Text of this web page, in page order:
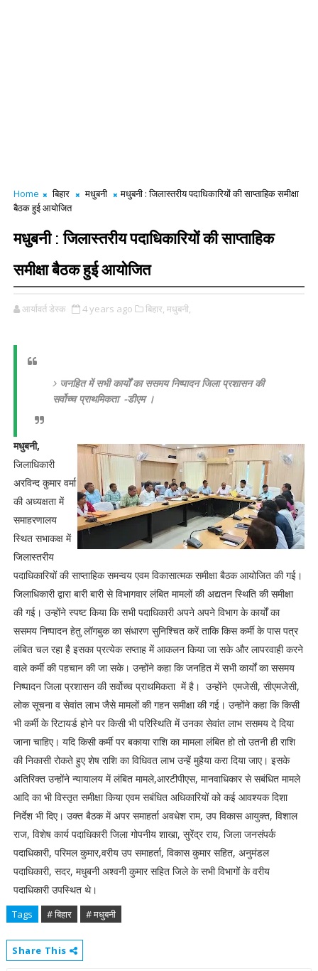
Home बिहार मधुबनी
मधुबनी : जिलास्तरीय पदाधिकारियों की साप्ताहिक समीक्षा
बैठक हुई आयोजित
मधुबनी : जिलास्तरीय पदाधिकारियों की साप्ताहिक
समीक्षा बैठक हुई आयोजित
आर्यावर्त डेस्क 4 years ago बिहार, मधुबनी,
जनहित में सभी कार्यों का ससमय निष्पादन जिला प्रशासन की
सर्वोच्च प्राथमिकता -डीएम ।
मधुबनी,
जिलाधिकारी
अरविन्द कुमार वर्मा
की अध्यक्षता में
समाहरणालय
स्थित सभाकक्ष में
जिलास्तरीय
पदाधिकारियों की साप्ताहिक समन्वय एवम विकासात्मक समीक्षा बैठक आयोजित की गई।
जिलाधिकारी द्वारा बारी बारी से विभागवार लंबित मामलों की अद्यतन स्थिति की समीक्षा
की गई। उन्होंने स्पष्ट किया कि सभी पदाधिकारी अपने अपने विभाग के कार्यों का
ससमय निष्पादन हेतु लॉगबुक का संधारण सुनिश्चित करें ताकि किस कर्मी के पास पत्र
लंबित चल रहा है इसका प्रत्येक सप्ताह में आकलन किया जा सके और लापरवाही करने
वाले कर्मी की पहचान की जा सके। उन्होंने कहा कि जनहित में सभी कार्यों का ससमय
निष्पादन जिला प्रशासन की सर्वोच्च प्राथमिकता में है। उन्होंने एमजेसी, सीएमजेसी,
लोक सूचना व सेवांत लाभ जैसे मामलों की गहन समीक्षा की गई। उन्होंने कहा कि किसी
भी कर्मी के रिटायर्ड होने पर किसी भी परिस्थिति में उनका सेवांत लाभ ससमय दे दिया
जाना चाहिए। यदि किसी कर्मी पर बकाया राशि का मामला लंबित हो तो उतनी ही राशि
की निकासी रोकते हुए शेष राशि का विधिवत लाभ उन्हें मुहैया करा दिया जाए। इसके
अतिरिक्त उन्होंने न्यायालय में लंबित मामले,आरटीपीएस, मानवाधिकार से सबंधित मामले
आदि का भी विस्तृत समीक्षा किया एवम सबंधित अधिकारियों को कई आवश्यक दिशा
निर्देश भी दिए। उक्त बैठक में अपर समाहर्ता अवधेश राम, उप विकास आयुक्त, विशाल
राज, विशेष कार्य पदाधिकारी जिला गोपनीय शाखा, सुरेंद्र राय, जिला जनसंपर्क
पदाधिकारी, परिमल कुमार,वरीय उप समाहर्ता, विकास कुमार सहित, अनुमंडल
पदाधिकारी, सदर, मधुबनी अश्वनी कुमार सहित जिले के सभी विभागों के वरीय
पदाधिकारी उपस्थित थे।
Tags # बिहार # मधुबनी
Share This